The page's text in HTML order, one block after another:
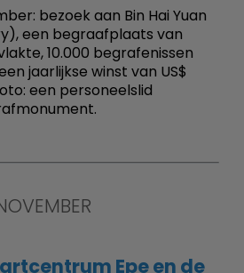
bezoek aan Bin Hai Yuan
een begraafplaats van
10.000 begrafenissen
jaarlijkse winst van US$
een personeelslid
Epe en de